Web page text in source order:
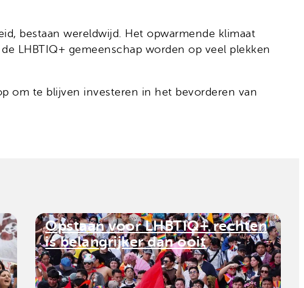
bestaan wereldwijd. Het opwarmende klimaat
LHBTIQ+ gemeenschap worden op veel plekken
om te blijven investeren in het bevorderen van
Opstaan voor LHBTIQ+ rechten
is belangrijker dan ooit